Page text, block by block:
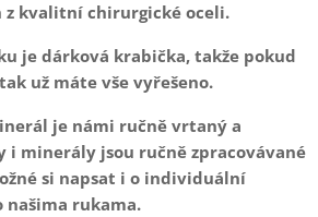
z kvalitní chirurgické oceli.
je dárková krabička, takže pokud
už máte vše vyřešeno.
je námi ručně vrtaný a
i minerály jsou ručně zpracovávané
si napsat i o individuální
našima rukama.